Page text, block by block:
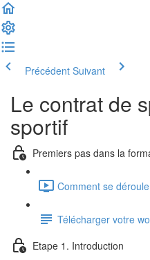
Précédent Suivant
Le contrat de
sportif
Premiers pas dans la
Comment se
Télécharger votre
Etape 1. Introduction